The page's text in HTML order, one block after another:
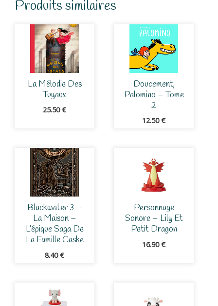
Produits similaires
La Mélodie Des
Tuyaux
25.50€
Doucement,
Palomino – Tome
2
12.50€
Blackwater 3 –
La Maison –
L’épique Saga De
La Famille Caske
8.40€
Personnage
Sonore – Lily Et
Petit Dragon
16.90€